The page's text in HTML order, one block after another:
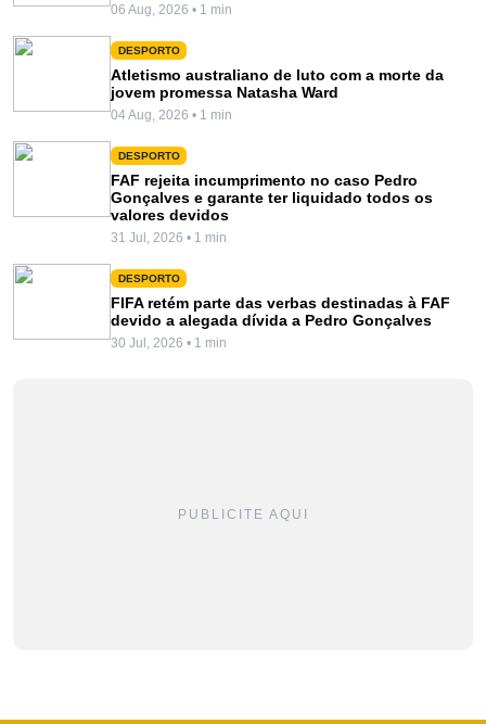
06 Aug, 2026 • 1 min
DESPORTO
Atletismo australiano de luto com a morte da
jovem promessa Natasha Ward
04 Aug, 2026 • 1 min
DESPORTO
FAF rejeita incumprimento no caso Pedro
Gonçalves e garante ter liquidado todos os
valores devidos
31 Jul, 2026 • 1 min
DESPORTO
FIFA retém parte das verbas destinadas à FAF
devido a alegada dívida a Pedro Gonçalves
30 Jul, 2026 • 1 min
PUBLICITE AQUI